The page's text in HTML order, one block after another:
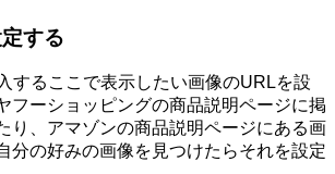
する
ここで表示したい画像のURLを設
フーショッピングの商品説明ページに掲
り、アマゾンの商品説明ページにある画
分の好みの画像を見つけたらそれを設定